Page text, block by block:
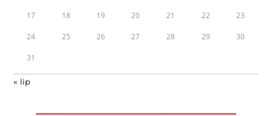
17 18 19 20 21 22 23
24 25 26 27 28 29 30
31
« lip